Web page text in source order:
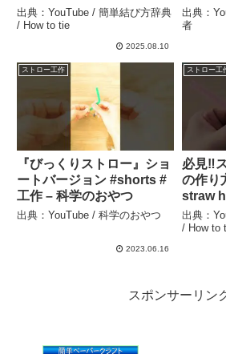
管#星#ほし#빨대#編#별
#Star#スター#스타#工作#
折り方#結び方#ストロー#
辞典 / How to tie
出典：YouTube / 簡単結び方辞典
/ How to tie
2025.08.10
ち遊び
ー工作
DIY #
出典：
者
ストロー工作
『びっくりストロー』ショ
ートバージョン #shorts #
工作 – 科学のおやつ
出典：YouTube / 科学のおやつ
2023.06.16
ストロー工
必見‼
の作り
straw
管#ハ
#하트#
方#ス
出典：
/ How to
スポンサーリン